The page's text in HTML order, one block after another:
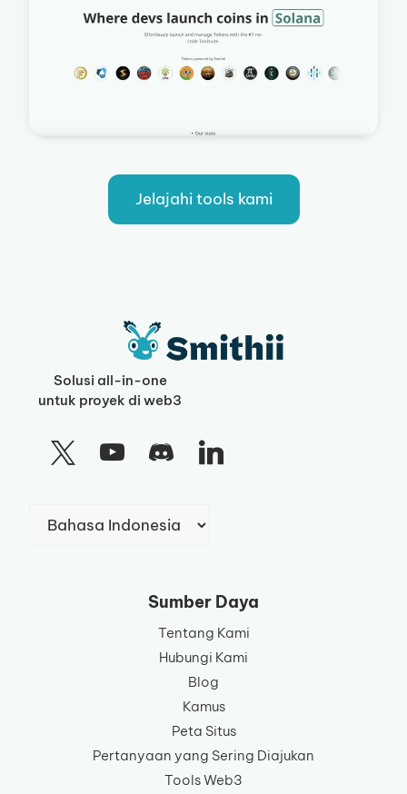
Jelajahi tools kami
Solusi all-in-one
untuk proyek di web3
sebuah
Sumber Daya
Tentang Kami
Hubungi Kami
Blog
Kamus
Peta Situs
Pertanyaan yang Sering Diajukan
Tools Web3